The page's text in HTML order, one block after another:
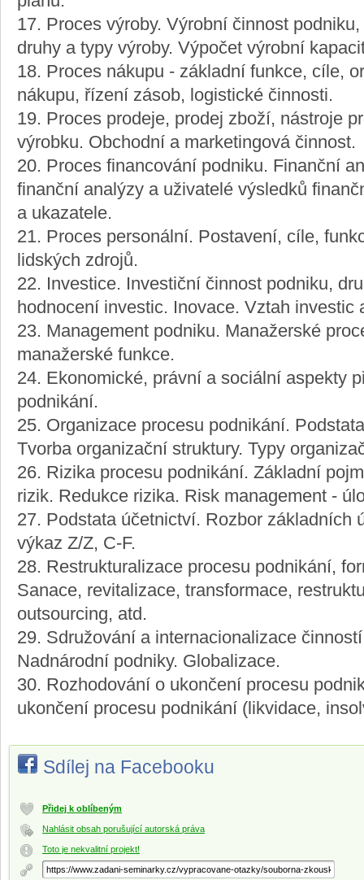
17. Proces výroby. Výrobní činnost
druhy a typy výroby. Výpočet výrobní
18. Proces nákupu - základní funkce, cíle,
nákupu, řízení zásob, logistické činnosti.
19. Proces prodeje, prodej zboží, nástroje
výrobku. Obchodní a marketingová činnost.
20. Proces financování podniku. Finanční
finanční analýzy a uživatelé výsledků
a ukazatele.
21. Proces personální. Postavení, cíle,
lidských zdrojů.
22. Investice. Investiční činnost podniku,
hodnocení investic. Inovace. Vztah investic
23. Management podniku. Manažerské
manažerské funkce.
24. Ekonomické, právní a sociální aspekty
podnikání.
25. Organizace procesu podnikání.
Tvorba organizační struktury. Typy
26. Rizika procesu podnikání. Základní
rizik. Redukce rizika. Risk management -
27. Podstata účetnictví. Rozbor základních
výkaz Z/Z, C-F.
28. Restrukturalizace procesu podnikání,
Sanace, revitalizace, transformace,
outsourcing, atd.
29. Sdružování a internacionalizace
Nadnárodní podniky. Globalizace.
30. Rozhodování o ukončení procesu
ukončení procesu podnikání (likvidace,
Sdílej na Facebooku
Přidej k oblíbeným
Nahlásit obsah porušující autorská práva
Toto je nekvalitní projekt!